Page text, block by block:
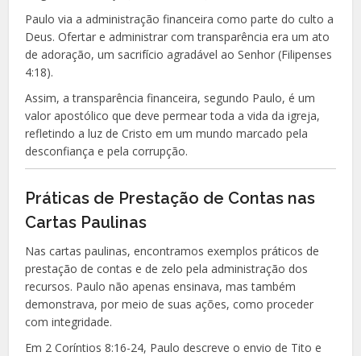
Paulo via a administração financeira como parte do culto a
Deus. Ofertar e administrar com transparência era um ato
de adoração, um sacrifício agradável ao Senhor (Filipenses
4:18).
Assim, a transparência financeira, segundo Paulo, é um
valor apostólico que deve permear toda a vida da igreja,
refletindo a luz de Cristo em um mundo marcado pela
desconfiança e pela corrupção.
Práticas de Prestação de Contas nas
Cartas Paulinas
Nas cartas paulinas, encontramos exemplos práticos de
prestação de contas e de zelo pela administração dos
recursos. Paulo não apenas ensinava, mas também
demonstrava, por meio de suas ações, como proceder
com integridade.
Em 2 Coríntios 8:16-24, Paulo descreve o envio de Tito e